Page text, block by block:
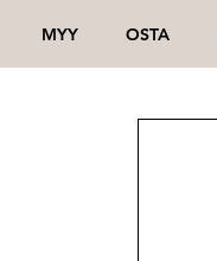
MYY OSTA